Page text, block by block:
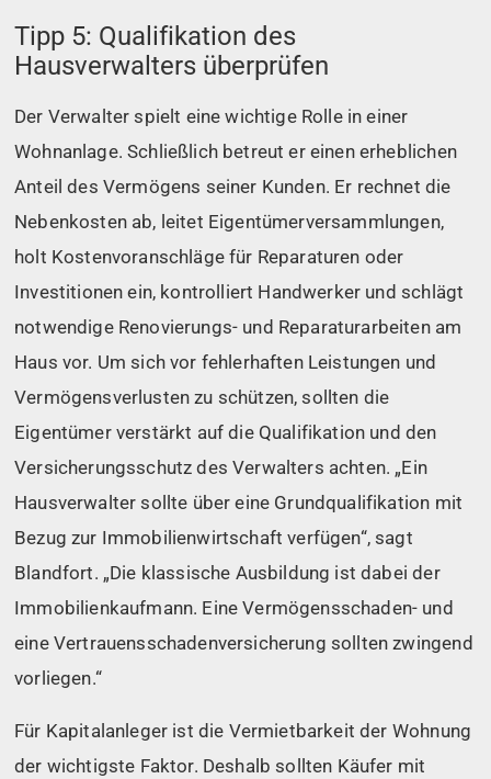
Tipp 5: Qualifikation des
Hausverwalters überprüfen
Der Verwalter spielt eine wichtige Rolle in einer
Wohnanlage. Schließlich betreut er einen erheblichen
Anteil des Vermögens seiner Kunden. Er rechnet die
Nebenkosten ab, leitet Eigentümerversammlungen,
holt Kostenvoranschläge für Reparaturen oder
Investitionen ein, kontrolliert Handwerker und schlägt
notwendige Renovierungs- und Reparaturarbeiten am
Haus vor. Um sich vor fehlerhaften Leistungen und
Vermögensverlusten zu schützen, sollten die
Eigentümer verstärkt auf die Qualifikation und den
Versicherungsschutz des Verwalters achten. „Ein
Hausverwalter sollte über eine Grundqualifikation mit
Bezug zur Immobilienwirtschaft verfügen“, sagt
Blandfort. „Die klassische Ausbildung ist dabei der
Immobilienkaufmann. Eine Vermögensschaden- und
eine Vertrauensschadenversicherung sollten zwingend
vorliegen.“
Für Kapitalanleger ist die Vermietbarkeit der Wohnung
der wichtigste Faktor. Deshalb sollten Käufer mit